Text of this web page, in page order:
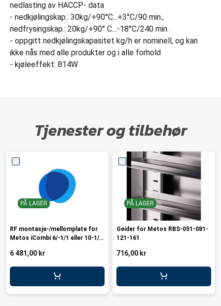
nedlasting av HACCP- data
- nedkjølingskap.: 30kg/+90°C...+3°C/90 min.,
nedfrysingskap.: 20kg/+90° C…-18°C/240 min.
- oppgitt nedkjølingskapasitet kg/h er nominell, og kan
ikke nås med alle produkter og i alle forhold
- kjøleeffekt: 814W
Tjenester og tilbehør
PÅ LAGER
RF montasje-/mellomplate for
Metos iCombi 6/-1/1 eller 10-1/1
6 481,00 kr
PÅ LAGER
Geider for Metos RBS-051-081-
121-161
716,00 kr